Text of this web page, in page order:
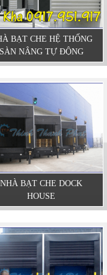
BẠT CHE HỆ THỐNG
SÀN NÂNG TỰ ĐỘNG
NHÀ BẠT CHE DOCK
HOUSE